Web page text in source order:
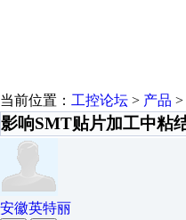
当前位置： 工控论坛 > 产品 >
影响SMT贴片加工中粘
安徽英特丽